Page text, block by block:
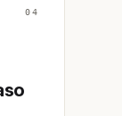
04